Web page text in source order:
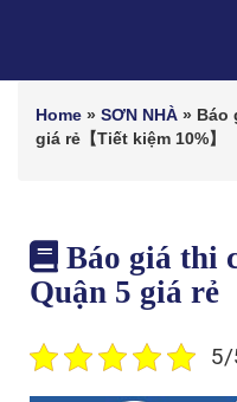
Home » SƠN NHÀ » Báo
giá rẻ【Tiết kiệm 10%】
Báo giá thi
Quận 5 giá rẻ
5/